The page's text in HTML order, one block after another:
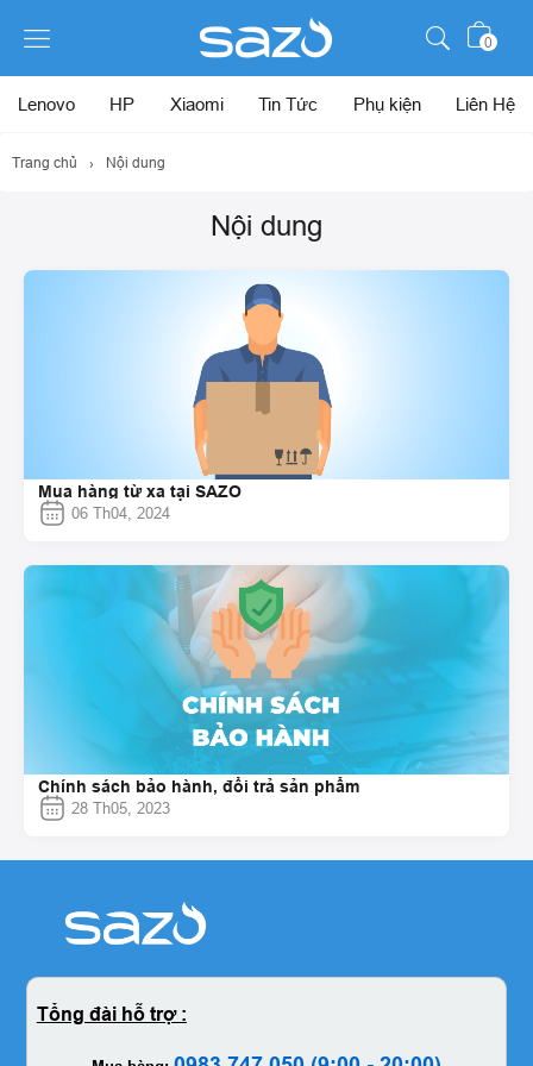
0
Lenovo HP Xiaomi Tin Tức Phụ kiện Liên Hệ
Trang chủ › Nội dung
Nội dung
Mua hàng từ xa tại SAZO
06 Th04, 2024
Chính sách bảo hành, đổi trả sản phẩm
28 Th05, 2023
Tổng đài hỗ trợ :